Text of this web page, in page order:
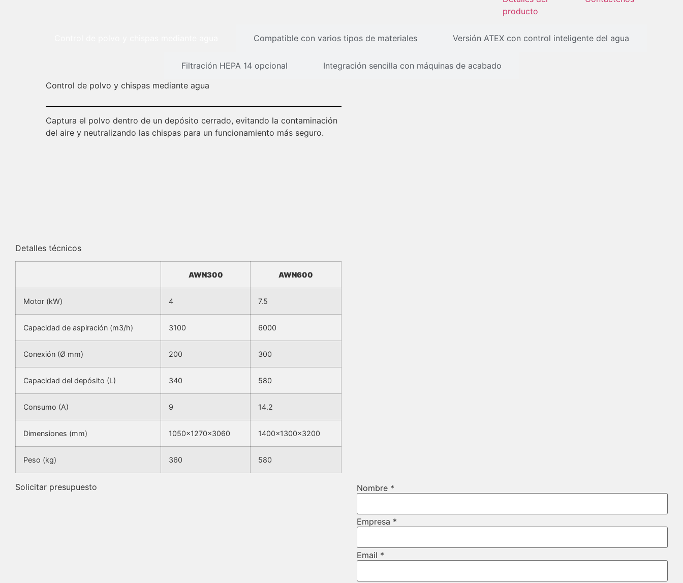
producto
Compatible con varios tipos de materiales Versión ATEX con control inteligente del agua
Filtración HEPA 14 opcional
Integración sencilla con máquinas de acabado
Control de polvo y chispas mediante agua
Captura el polvo dentro de un depósito cerrado, evitando la contaminación
del aire y neutralizando las chispas para un funcionamiento más seguro.
Detalles técnicos
AWN300 AWN600
Motor (kW) 4 7.5
Capacidad de aspiración (m3/h) 3100 6000
Conexión (Ø mm) 200 300
Capacidad del depósito (L) 340 580
Consumo (A) 9 14.2
Dimensiones (mm) 1050x1270x3060 1400x1300x3200
Peso (kg) 360 580
Solicitar presupuesto
URL
teléfono
Nombre *
Empresa *
Email *